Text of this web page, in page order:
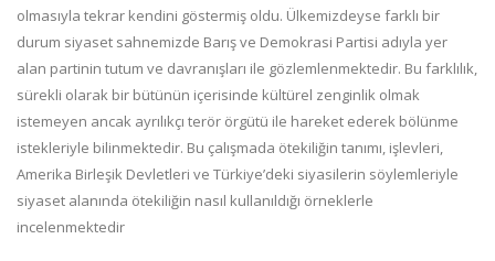
olmasıyla tekrar kendini göstermiş oldu. Ülkemizdeyse farklı bir
durum siyaset sahnemizde Barış ve Demokrasi Partisi adıyla yer
alan partinin tutum ve davranışları ile gözlemlenmektedir. Bu farklılık,
sürekli olarak bir bütünün içerisinde kültürel zenginlik olmak
istemeyen ancak ayrılıkçı terör örgütü ile hareket ederek bölünme
istekleriyle bilinmektedir. Bu çalışmada ötekiliğin tanımı, işlevleri,
Amerika Birleşik Devletleri ve Türkiye’deki siyasilerin söylemleriyle
siyaset alanında ötekiliğin nasıl kullanıldığı örneklerle
incelenmektedir